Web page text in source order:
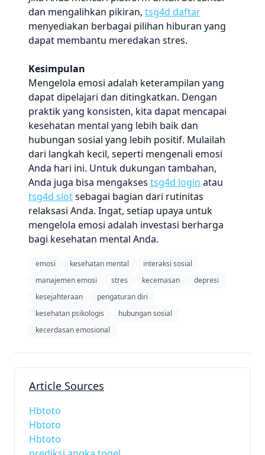
dan mengalihkan pikiran, tsg4d daftar
menyediakan berbagai pilihan hiburan yang
dapat membantu meredakan stres.
Kesimpulan
Mengelola emosi adalah keterampilan yang
dapat dipelajari dan ditingkatkan. Dengan
praktik yang konsisten, kita dapat mencapai
kesehatan mental yang lebih baik dan
hubungan sosial yang lebih positif. Mulailah
dari langkah kecil, seperti mengenali emosi
Anda hari ini. Untuk dukungan tambahan,
Anda juga bisa mengakses tsg4d login atau
tsg4d slotsebagai bagian dari rutinitas
relaksasi Anda. Ingat, setiap upaya untuk
mengelola emosi adalah investasi berharga
bagi kesehatan mental Anda.
emosi kesehatan mental
interaksi sosial
manajemen emosi
stres kecemasan
depresi
kesejahteraan
pengaturan diri
kesehatan psikologis
hubungan sosial
kecerdasan emosional
Article Sources
Hbtoto
Hbtoto
Hbtoto